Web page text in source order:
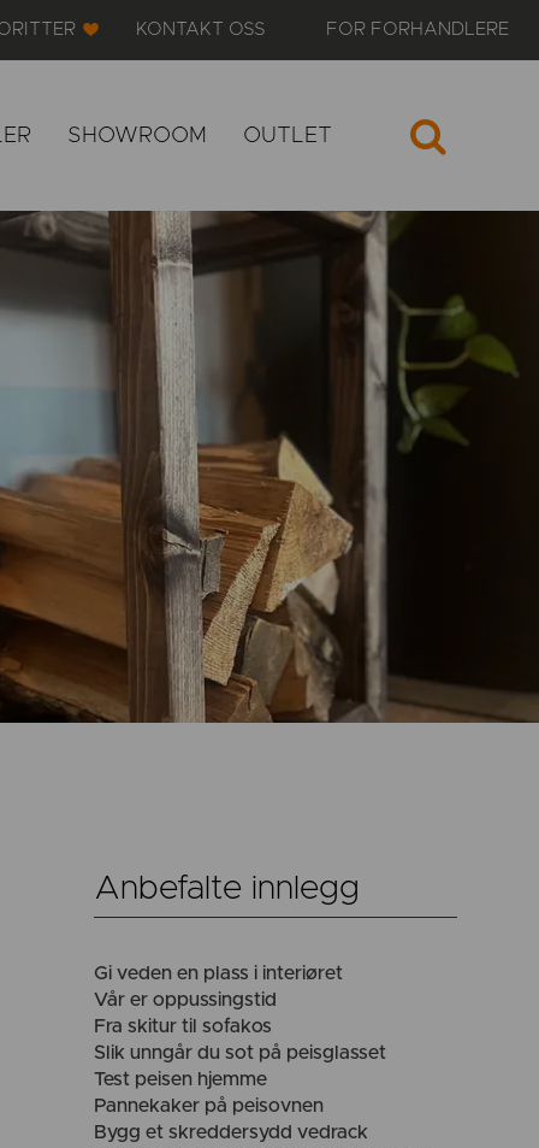
KONTAKT OSS FOR FORHANDLERE
SHOWROOM OUTLET
Anbefalte innlegg
Gi veden en plass i interiøret
Vår er oppussingstid
Fra skitur til sofakos
Slik unngår du sot på peisglasset
Test peisen hjemme
Pannekaker på peisovnen
Bygg et skreddersydd vedrack